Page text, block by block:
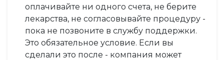
оплачивайте ни одного счета, не берите
лекарства, не согласовывайте процедуру -
пока не позвоните в службу поддержки.
Это обязательное условие. Если вы
сделали это после - компания может